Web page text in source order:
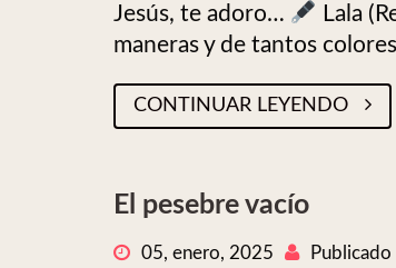
Jesús, te adoro…
Lala
maneras y de tantos
CONTINUAR LEYENDO
El pesebre vacío
05, enero, 2025 Publicado